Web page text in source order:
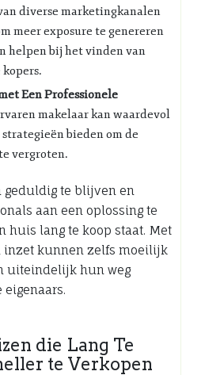
diverse marketingkanalen
meer exposure te genereren
helpen bij het vinden van
Een Professionele
makelaar kan waardevol
bieden om de
vergroten.
geduldig te blijven en
aan een oplossing te
huis lang te koop staat. Met
inzet kunnen zelfs moeilijk
uiteindelijk hun weg
die Lang Te
te Verkopen